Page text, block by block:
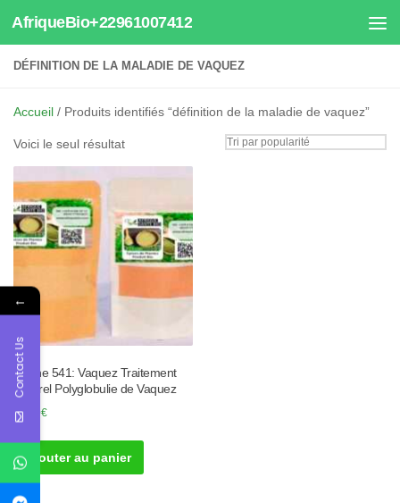
Au dessous du contenu
AfriqueBio+22961007412
DÉFINITION DE LA MALADIE DE VAQUEZ
Accueil / Produits identifiés “définition de la maladie de vaquez”
Voici le seul résultat
Tisane 541: Vaquez Traitement
Naturel Polyglobulie de Vaquez
50.00€
Ajouter au panier
←
Contact Us